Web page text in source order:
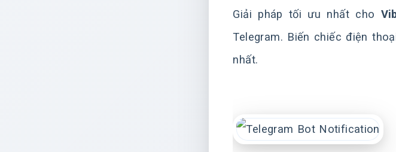
Giải pháp tối ưu nhất cho
Telegram. Biến chiếc điện
nhất.